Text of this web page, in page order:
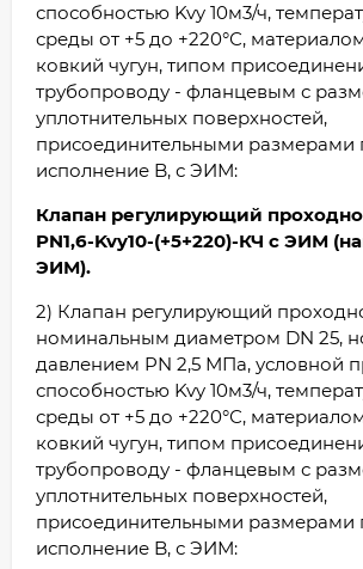
способностью Kvy 10м3/ч,
среды от +5 до +220°С,
ковкий чугун, типом
трубопроводу - фланцевым с
уплотнительных поверхностей,
присоединительными размерами
исполнение B, с ЭИМ:
Клапан регулирующий
PN1,6-Kvy10-(+5+220)-КЧ с ЭИМ
ЭИМ).
2) Клапан регулирующий
номинальным диаметром DN 25,
давлением PN 2,5 МПа, условной
способностью Kvy 10м3/ч,
среды от +5 до +220°С,
ковкий чугун, типом
трубопроводу - фланцевым с
уплотнительных поверхностей,
присоединительными размерами
исполнение B, с ЭИМ: